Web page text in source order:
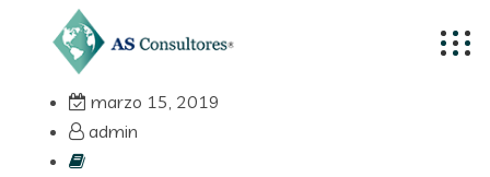
marzo 15, 2019
admin